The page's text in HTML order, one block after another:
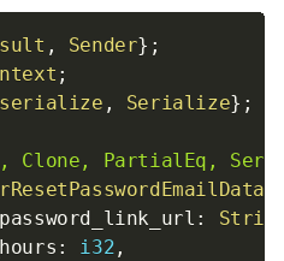
, Sender} ;
;
, Serialize} ;
Clone, PartialEq,
:
: i32 ,